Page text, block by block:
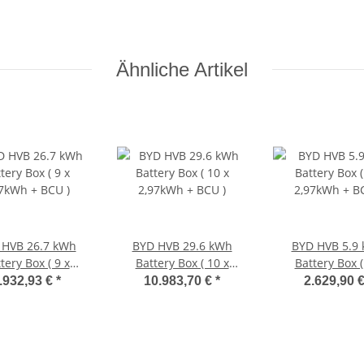
Ähnliche Artikel
HVB 26.7 kWh
Box ( 9 x
+ BCU )
€ *
BYD HVB 29.6 kWh
Battery Box ( 10 x
2,97kWh + BCU )
10.983,70 € *
BYD HVB 5.9
Battery Box
2,97kWh +
2.629,90 €